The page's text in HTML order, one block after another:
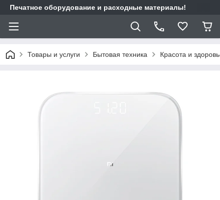
Печатное оборудование и расходные материалы!
Товары и услуги Бытовая техника Красота и